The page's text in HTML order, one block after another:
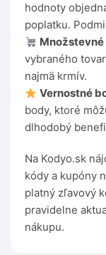
hodnoty
poplatku.
vybraného
najmä krmív.
Vernostné
body, ktoré
dlhodobý
Na Kodyo.sk
kódy a kupóny
platný zľavový
pravidelne
nákupu.